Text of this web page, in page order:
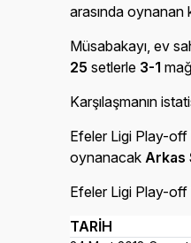
arasında oynanan
Müsabakayı, ev
25 setlerle 3-1
Karşılaşmanın
Efeler Ligi Play-off
oynanacakArkas
Efeler Ligi Play-off
TARİH